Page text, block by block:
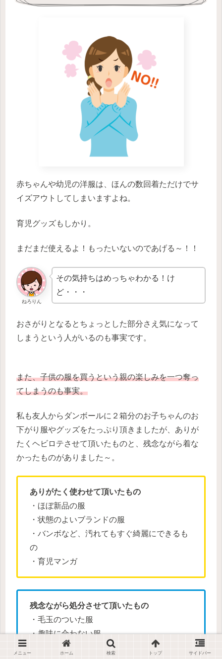
赤ちゃんや幼児の洋服は、ほんの数回着ただけでサ
イズアウトしてしまいますよね。
育児グッズもしかり。
まだまだ使えるよ！もったいないのであげる～！！
ねろりん
その気持ちはめっちゃわかる！け
ど・・・
おさがりとなるとちょっとした部分さえ気になって
しまうという人がいるのも事実です。
また、子供の服を買うという親の楽しみを一つ奪っ
てしまうのも事実。
私も友人からダンボールに２箱分のお子ちゃんのお
下がり服やグッズをたっぷり頂きましたが、ありが
たくヘビロテさせて頂いたものと、残念ながら着な
かったものがありました～。
ありがたく使わせて頂いたもの
・ほぼ新品の服
・状態のよいブランドの服
・バンボなど、汚れてもすぐ綺麗にできるも
の
・育児マンガ
残念ながら処分させて頂いたもの
・毛玉のついた服
・趣味に合わない服
・メルカリなどを転々としてきたっぽい服
メニュー ホーム 検索 トップ サイドバー